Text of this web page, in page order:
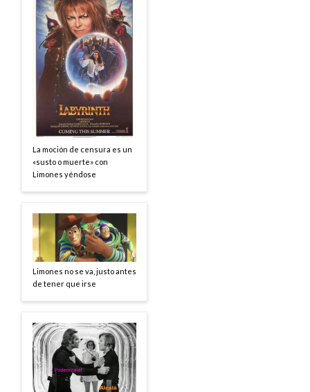
La moción de censura es un
«susto o muerte» con
Limones yéndose
Limones no se va, justo antes
de tener que irse